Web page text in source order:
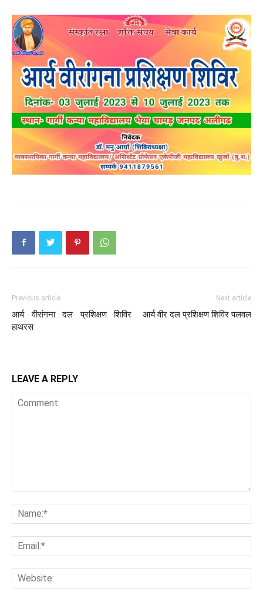
Previous article
आर्य वीरांगना दल प्रशिक्षण शिविर
हाथरस
Next article
आर्य वीर दल प्रशिक्षण शिविर पलवल
LEAVE A REPLY